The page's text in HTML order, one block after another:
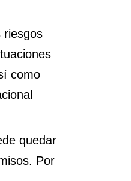
riesgos
como
quedar
Por